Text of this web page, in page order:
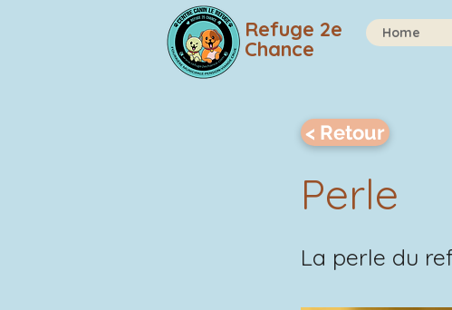
Refuge 2e
Chance
Home
< Retour
Perle
La perle du